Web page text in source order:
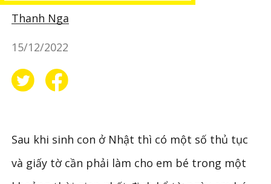
Thanh Nga
15/12/2022
Sau khi sinh con ở Nhật thì có một số thủ tục
và giấy tờ cần phải làm cho em bé trong một